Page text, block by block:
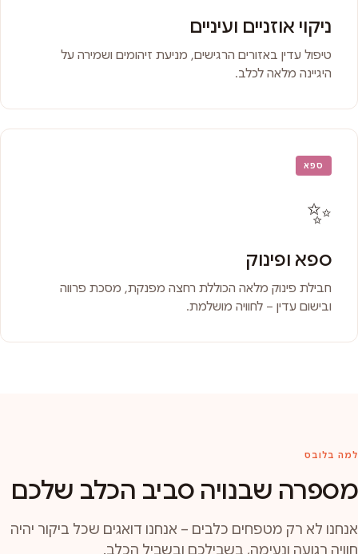
ניקוי אוזניים ועיניים
טיפול עדין באזורים הרגישים, מניעת זיהומים ושמירה על
היגיינה מלאה לכלב.
ספא
✨
ספא ופינוק
חבילת פינוק מלאה הכוללת רחצה מפנקת, מסכת פרווה
ובישום עדין – לחוויה מושלמת.
למה בלובס
מספרה שבנויה סביב הכלב שלכם
אנחנו לא רק מטפחים כלבים – אנחנו דואגים שכל ביקור יהיה
חוויה רגועה ונעימה, בשבילכם ובשביל הכלב.